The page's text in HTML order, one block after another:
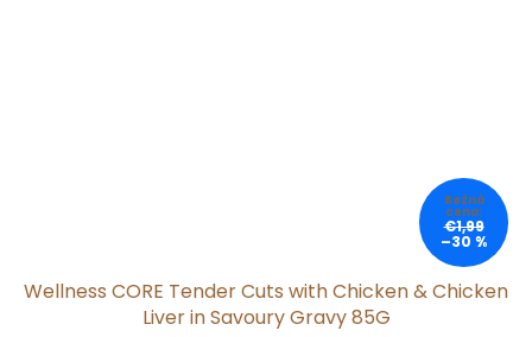
€1,99
–30 %
Wellness CORE Tender Cuts with Chicken & Chicken
Liver in Savoury Gravy 85G